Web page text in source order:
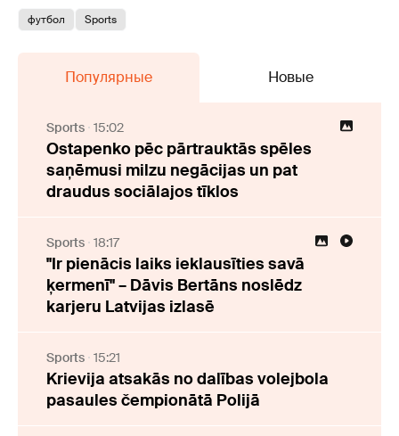
футбол Sports
Популярные Новые
Sports 15:02
Ostapenko pēc pārtrauktās spēles
saņēmusi milzu negācijas un pat
draudus sociālajos tīklos
Sports 18:17
"Ir pienācis laiks ieklausīties savā
ķermenī" – Dāvis Bertāns noslēdz
karjeru Latvijas izlasē
Sports 15:21
Krievija atsakās no dalības volejbola
pasaules čempionātā Polijā